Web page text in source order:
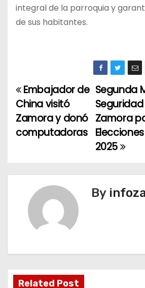
integral de la parroquia y
de sus habitantes.
N
a
v
g
Segunda
Zamora
2025
Embajador de
China visitó
Zamora y donó
computadoras
By
Related Post